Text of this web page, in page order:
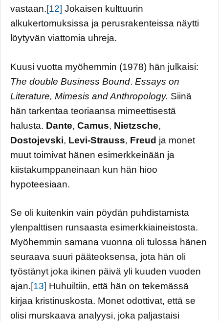
vastaan.[12] Jokaisen kulttuurin
alkukertomuksissa ja perusrakenteissa näytti
löytyvän viattomia uhreja.
Kuusi vuotta myöhemmin (1978) hän julkaisi:
The double Business Bound. Essays on
Literature, Mimesis and Anthropology. Siinä
hän tarkentaa teoriaansa mimeettisestä
halusta. Dante, Camus, Nietzsche,
Dostojevski, Levi-Strauss, Freud ja monet
muut toimivat hänen esimerkkeinään ja
kiistakumppaneinaan kun hän hioo
hypoteesiaan.
Se oli kuitenkin vain pöydän puhdistamista
ylenpalttisen runsaasta esimerkkiaineistosta.
Myöhemmin samana vuonna oli tulossa hänen
seuraava suuri pääteoksensa, jota hän oli
työstänyt joka ikinen päivä yli kuuden vuoden
ajan.[13] Huhuiltiin, että hän on tekemässä
kirjaa kristinuskosta. Monet odottivat, että se
olisi murskaava analyysi, joka paljastaisi